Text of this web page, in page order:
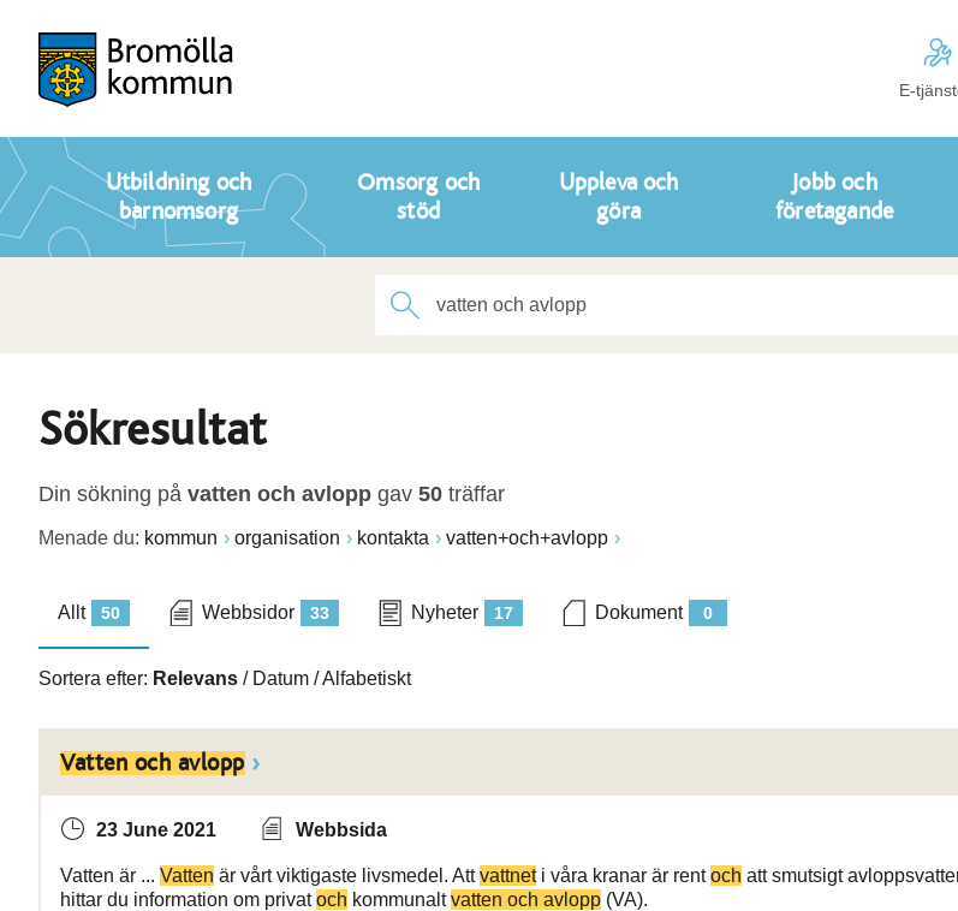
E-
Utbildning och
barnomsorg
Omsorg och
stöd
Uppleva och
göra
Jobb och
företagande
Sökresultat
Din sökning på vatten och avlopp gav 50 träffar
Menade du: kommun organisation kontakta vatten+och+avlopp
50
Allt 33
Webbsidor 17
Nyheter 0
Dokument
Sortera efter: Relevans / Datum /Alfabetiskt
Vatten och avlopp
23 June 2021 Webbsida
Vatten är ... Vatten är vårt viktigaste livsmedel. Attvattneti våra kranar är rentoch att smutsigt
hittar du information om privatoch kommunaltvatten och avlopp (VA).